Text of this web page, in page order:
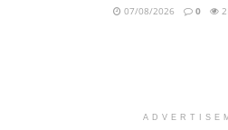
07/08/2026 0